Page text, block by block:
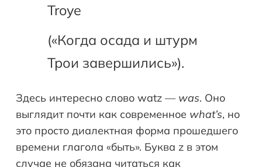
Troye
(«Когда осада и штурм
Трои завершились»).
Здесь интересно слово watz — was. Оно
выглядит почти как современное what’s, но
это просто диалектная форма прошедшего
времени глагола «быть». Буква z в этом
случае не обязана читаться как